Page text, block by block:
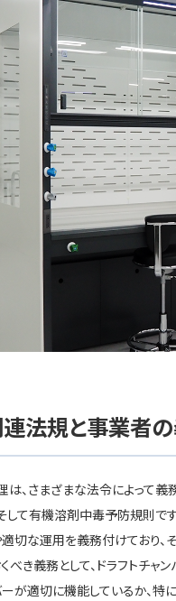
連法規と事業者
は、さまざまな法令によって
て有機溶剤中毒予防規則で
切な運用を義務付けており、
き義務として、ドラフトチャ
ーが適切に機能しているか、